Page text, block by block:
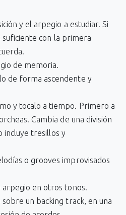
y el arpegio a estudiar. Si
con la primera
de memoria.
de forma ascendente y
y tocalo a tiempo. Primero a
Cambia de una división
incluye tresillos y
o grooves improvisados
arpegio en otros tonos.
un backing track, en una